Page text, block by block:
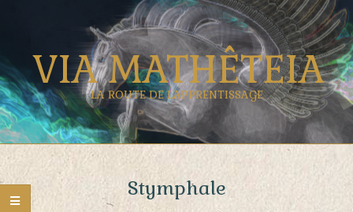
contentVIA MATHÊTEIA
LA ROUTE DE L'APPRENTISSAGE
Primary
Navigation
Menu
Stymphale